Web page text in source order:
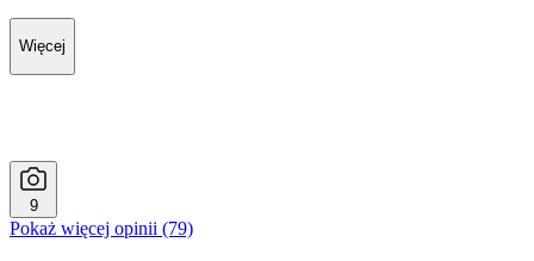
Więcej
9
Pokaż więcej opinii (79)